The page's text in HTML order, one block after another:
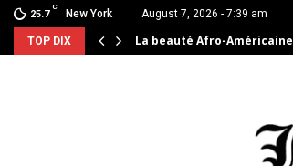
25.7
C
New York August 7, 2026 - 7:39 am
TOP DIX La beauté Afro-